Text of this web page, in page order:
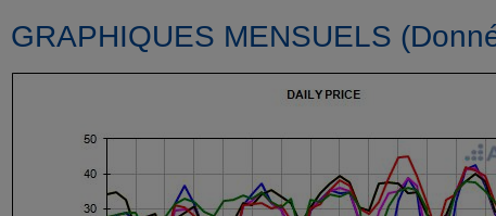
GRAPHIQUES MENSUELS